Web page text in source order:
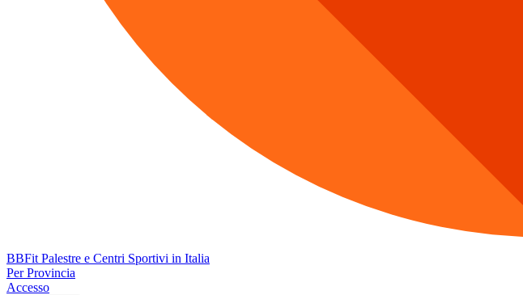
BBFit Palestre e Centri Sportivi in Italia
Per Provincia
Accesso